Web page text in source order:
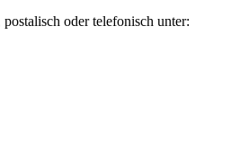
oder telefonisch unter: